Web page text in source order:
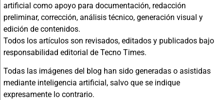
artificial como apoyo para documentación, redacción
preliminar, corrección, análisis técnico, generación visual y
edición de contenidos.
Todos los artículos son revisados, editados y publicados bajo
responsabilidad editorial de Tecno Times.
Todas las imágenes del blog han sido generadas o asistidas
mediante inteligencia artificial, salvo que se indique
expresamente lo contrario.